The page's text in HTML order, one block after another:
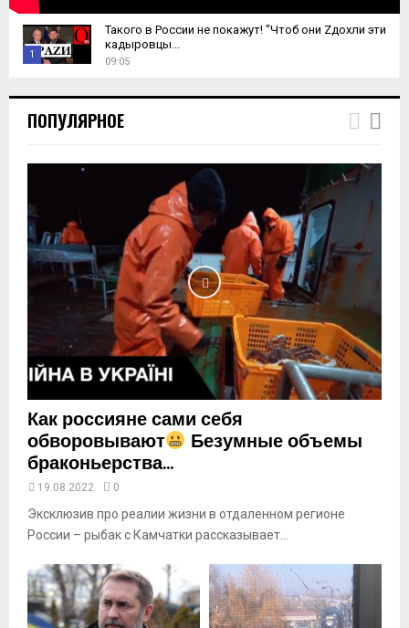
1
h
u
y
b
e
Такого в России не покажут! "Чтоб они Zдохли эти
кадыровцы...
09:05
ПОПУЛЯРНОЕ
Как россияне сами себя
обворовывают Безумные объемы
браконьерства...
19.08.2022 0
Эксклюзив про реалии жизни в отдаленном регионе
России – рыбак с Камчатки рассказывает...